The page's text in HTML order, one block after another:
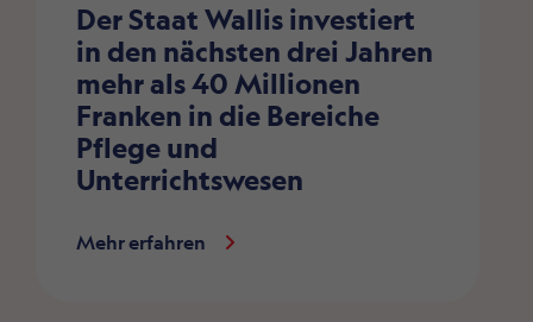
Der Staat Wallis investiert
in den nächsten drei Jahren
mehr als 40 Millionen
Franken in die Bereiche
Pflege und
Unterrichtswesen
Mehr erfahren